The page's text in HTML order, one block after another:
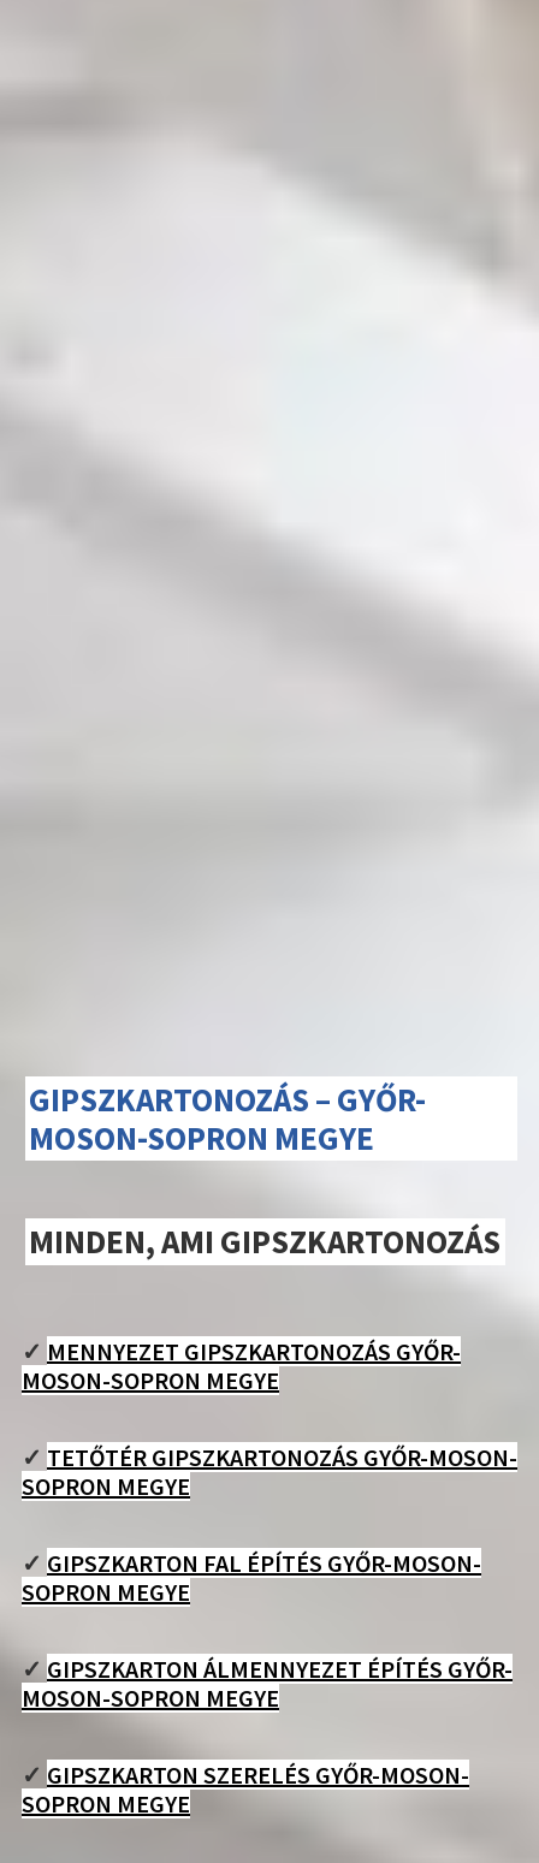
GIPSZKARTONOZÁS – GYŐR-
MOSON-SOPRON MEGYE
MINDEN, AMI GIPSZKARTONOZÁS
✓ MENNYEZET GIPSZKARTONOZÁS GYŐR-
MOSON-SOPRON MEGYE
✓ TETŐTÉR GIPSZKARTONOZÁS GYŐR-MOSON-
SOPRON MEGYE
✓ GIPSZKARTON FAL ÉPÍTÉS GYŐR-MOSON-
SOPRON MEGYE
✓ GIPSZKARTON ÁLMENNYEZET ÉPÍTÉS GYŐR-
MOSON-SOPRON MEGYE
✓ GIPSZKARTON SZERELÉS GYŐR-MOSON-
SOPRON MEGYE